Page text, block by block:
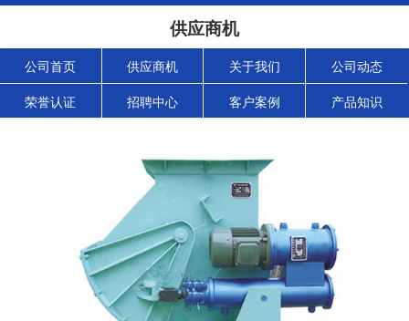
供应商机
公司首页 供应商机 关于我们 公司动态
荣誉认证 招聘中心 客户案例 产品知识